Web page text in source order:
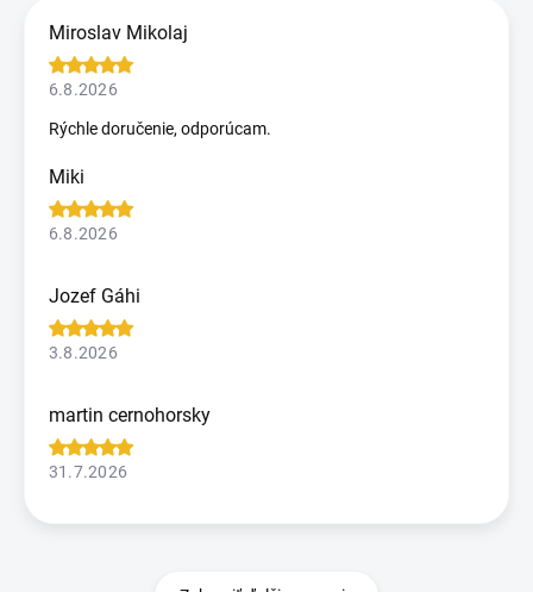
Miroslav Mikolaj
6.8.2026
Rýchle doručenie, odporúcam.
Miki
6.8.2026
Jozef Gáhi
3.8.2026
martin cernohorsky
31.7.2026